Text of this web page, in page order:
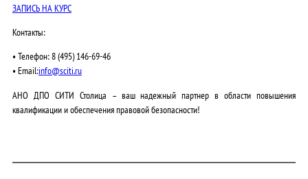
ЗАПИСЬ НА КУРС
Контакты:
• Телефон:8 (495) 146-69-46
• Email:info@sciti.ru
АНО ДПО СИТИ Столица – ваш надежный партнер в области повышения
квалификации и обеспечения правовой безопасности!